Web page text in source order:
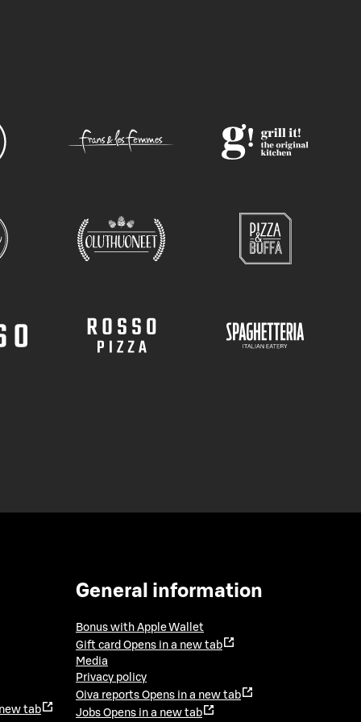
tab
General information
Bonus with Apple Wallet
Gift card Opens in a new tab
Media
Privacy policy
Oiva reports Opens in a new tab
Jobs Opens in a new tab